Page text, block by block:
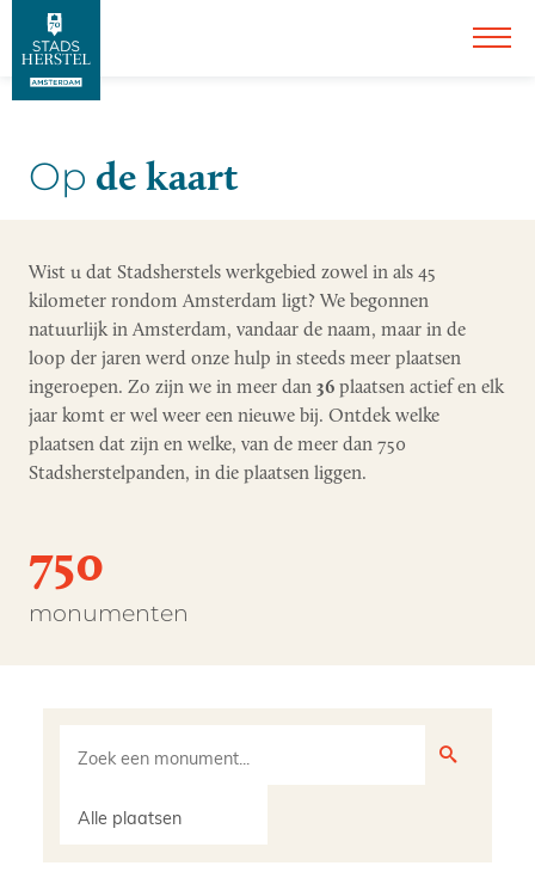
Op de kaart
750
monumenten
Wist u dat Stadsherstels werkgebied zowel in als 45
kilometer rondom Amsterdam ligt? We begonnen
natuurlijk in Amsterdam, vandaar de naam, maar in de
loop der jaren werd onze hulp in steeds meer plaatsen
ingeroepen. Zo zijn we in meer dan 36 plaatsen actief en elk
jaar komt er wel weer een nieuwe bij. Ontdek welke
plaatsen dat zijn en welke, van de meer dan 750
Stadsherstelpanden, in die plaatsen liggen.